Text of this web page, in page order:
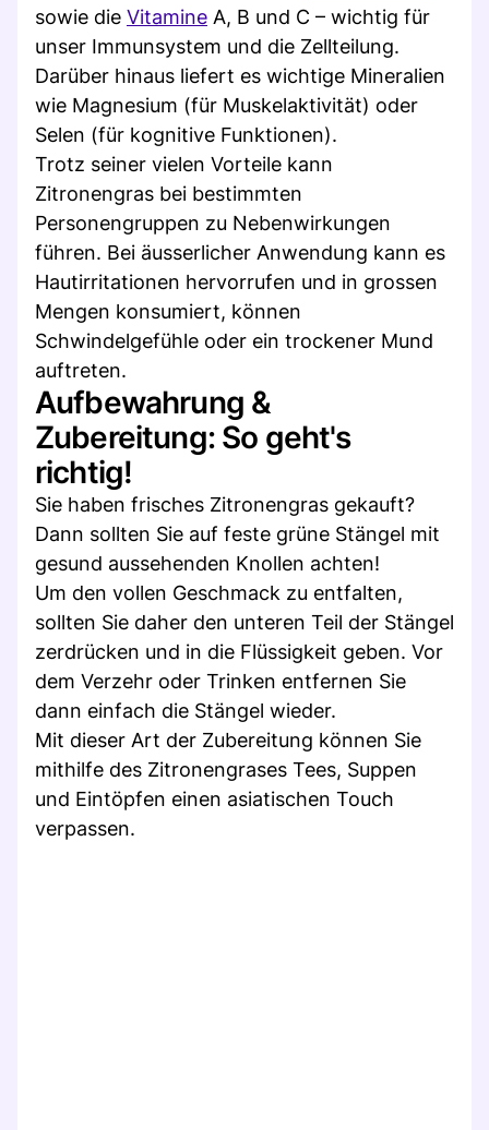
sowie die Vitamine A, B und C – wichtig für
unser Immunsystem und die Zellteilung.
Darüber hinaus liefert es wichtige Mineralien
wie Magnesium (für Muskelaktivität) oder
Selen (für kognitive Funktionen).
Trotz seiner vielen Vorteile kann
Zitronengras bei bestimmten
Personengruppen zu Nebenwirkungen
führen. Bei äusserlicher Anwendung kann es
Hautirritationen hervorrufen und in grossen
Mengen konsumiert, können
Schwindelgefühle oder ein trockener Mund
auftreten.
Aufbewahrung &
Zubereitung: So geht's
richtig!
Sie haben frisches Zitronengras gekauft?
Dann sollten Sie auf feste grüne Stängel mit
gesund aussehenden Knollen achten!
Um den vollen Geschmack zu entfalten,
sollten Sie daher den unteren Teil der Stängel
zerdrücken und in die Flüssigkeit geben. Vor
dem Verzehr oder Trinken entfernen Sie
dann einfach die Stängel wieder.
Mit dieser Art der Zubereitung können Sie
mithilfe des Zitronengrases Tees, Suppen
und Eintöpfen einen asiatischen Touch
verpassen.